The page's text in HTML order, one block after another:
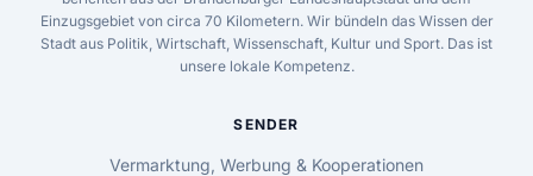
Einzugsgebiet von circa 70 Kilometern. Wir bündeln das Wissen der
Stadt aus Politik, Wirtschaft, Wissenschaft, Kultur und Sport. Das ist
unsere lokale Kompetenz.
SENDER
Vermarktung, Werbung & Kooperationen